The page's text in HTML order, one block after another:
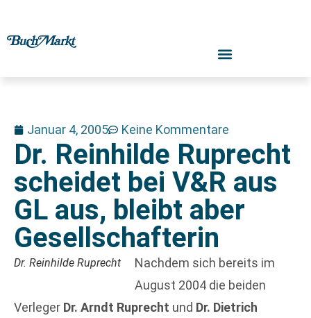
Januar 4, 2005 Keine Kommentare
Dr. Reinhilde Ruprecht
scheidet bei V&R aus
GL aus, bleibt aber
Gesellschafterin
Dr. Reinhilde Ruprecht
Nachdem sich bereits im
August 2004 die beiden
Verleger Dr. Arndt Ruprecht und Dr. Dietrich